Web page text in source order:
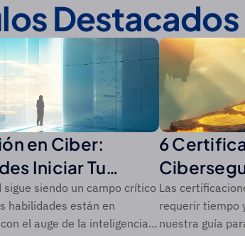
Destacados
en Ciber:
Iniciar Tu
Ciberseguridad
sigue siendo un campo crítico
habilidades están en
el auge de la inteligencia
6
Pena
Las
requerir tiempo
nuestra guía